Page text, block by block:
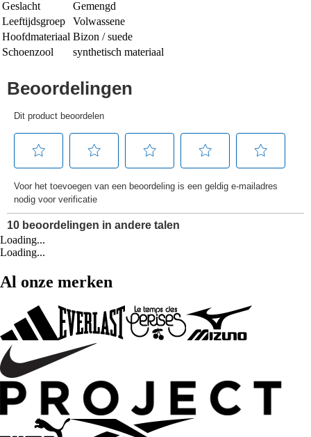
Geslacht
Gemengd
Leeftijdsgroep
Volwassene
Hoofdmateriaal Bizon / suede
Schoenzool
synthetisch materiaal
Loading...
Loading...
Al onze merken